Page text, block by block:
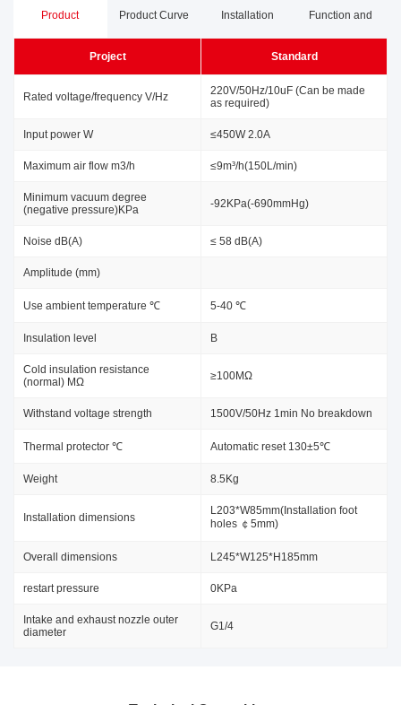
Product Product Curve Installation
Dimensions
Function and
Advantages
Project Standard
Rated voltage/frequency V/Hz
220V/50Hz/10uF (Can be made
as required)
Input power W ≤450W 2.0A
Maximum air flow m3/h ≤9m³/h(150L/min)
Minimum vacuum degree
(negative pressure)KPa
-92KPa(-690mmHg)
Noise dB(A) ≤ 58 dB(A)
Amplitude (mm)
Use ambient temperature ℃ 5-40 ℃
Insulation level B
Cold insulation resistance
(normal) MΩ
≥100MΩ
Withstand voltage strength 1500V/50Hz 1min No breakdown
Thermal protector ℃ Automatic reset 130±5℃
Weight 8.5Kg
Installation dimensions
L203*W85mm(Installation foot
holes ￠5mm)
Overall dimensions L245*W125*H185mm
restart pressure 0KPa
Intake and exhaust nozzle outer
diameter
G1/4